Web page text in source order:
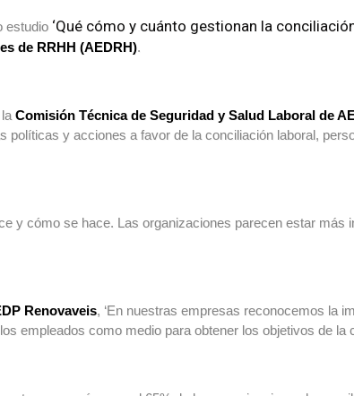
estudio ‘Qué cómo y cuánto gestionan la
de RRHH (AEDRH).
Comisión Técnica de Seguridad y Salud Laboral de
políticas y acciones a favor de la conciliación laboral,
y cómo se hace. Las organizaciones parecen estar
Renovaveis, ‘En nuestras empresas reconocemos la
empleados como medio para obtener los objetivos de la